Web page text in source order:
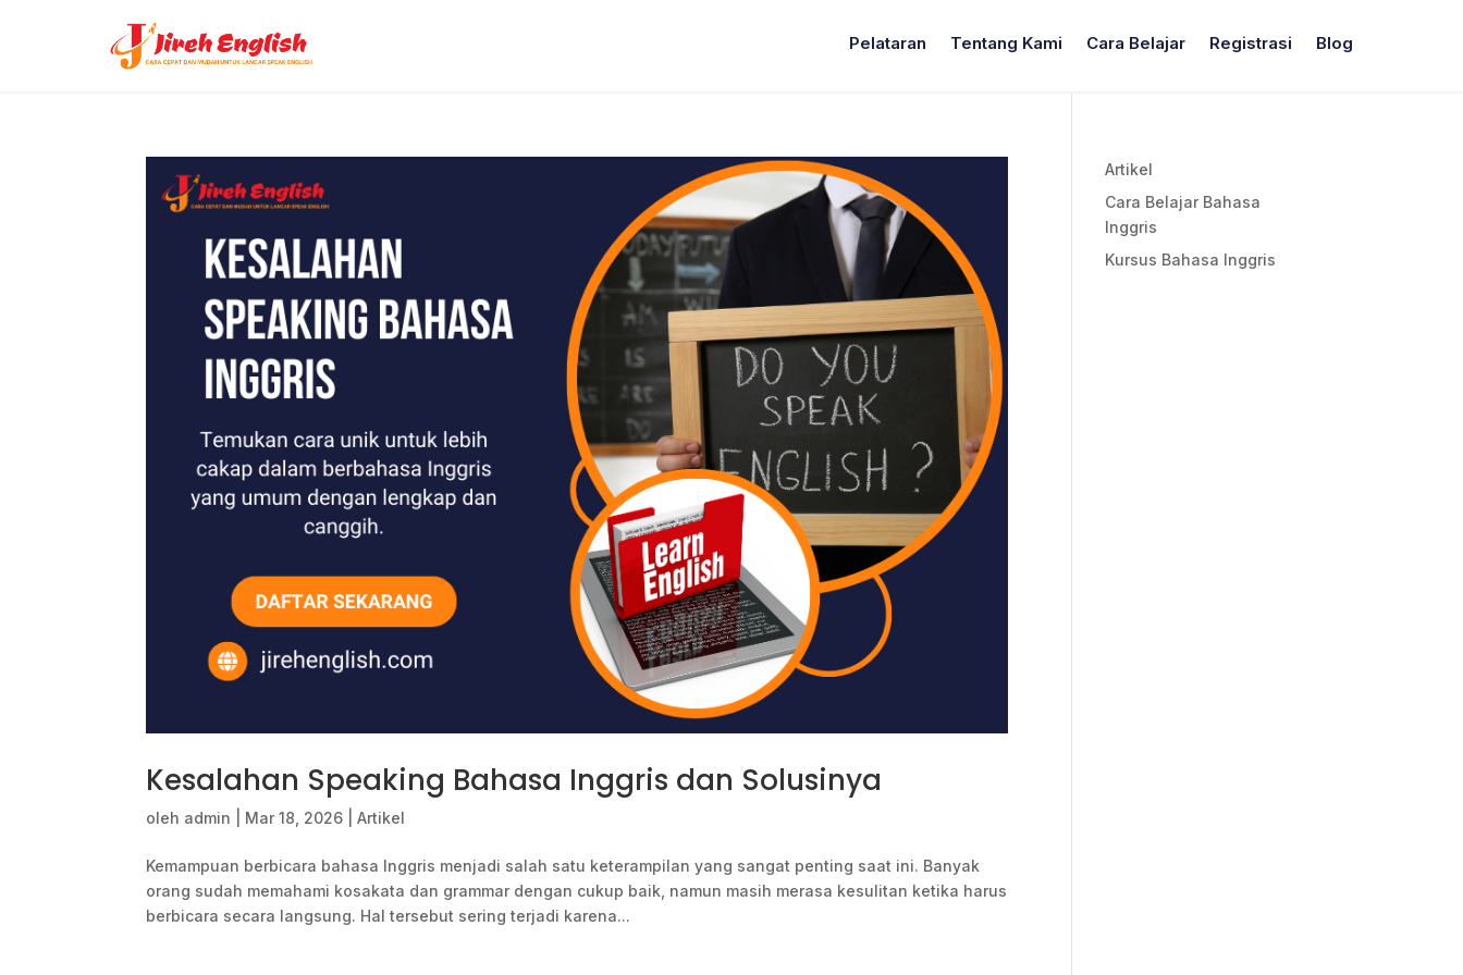
Pelataran Tentang Kami Cara Belajar Registrasi Blog
Kesalahan Speaking Bahasa Inggris dan Solusinya
oleh admin Mar 18, 2026 |Artikel
Kemampuan berbicara bahasa Inggris menjadi salah satu keterampilan yang sangat penting saat ini. Banyak
orang sudah memahami kosakata dan grammar dengan cukup baik, namun masih merasa kesulitan ketika harus
berbicara secara langsung. Hal tersebut sering terjadi karena...
Artikel
Cara Belajar Bahasa
Inggris
Kursus Bahasa Inggris